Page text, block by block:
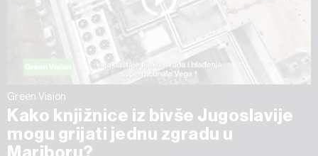
Green Vision
Kako knjižnice iz bivše Jugoslavije
mogu grijati jednu zgradu u